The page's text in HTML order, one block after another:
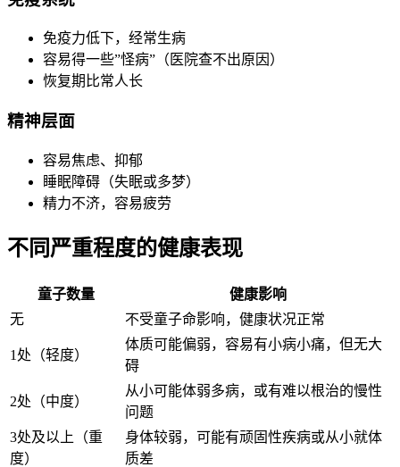
免疫力低下，经常生病
容易得一些”怪病”（医院查不出原因）
恢复期比常人长
精神层面
容易焦虑、抑郁
睡眠障碍（失眠或多梦）
精力不济，容易疲劳
不同严重程度的健康表现
童子数量
健康影响
无
不受童子命影响，健康状况正常
1处（轻度）
体质可能偏弱，容易有小病小痛，但无大
碍
2处（中度）
从小可能体弱多病，或有难以根治的慢性
问题
3处及以上（重
度）
身体较弱，可能有顽固性疾病或从小就体
质差